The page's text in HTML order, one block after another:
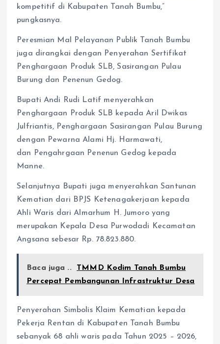
kompetitif di Kabupaten Tanah Bumbu,”
pungkasnya.
Peresmian Mal Pelayanan Publik Tanah Bumbu
juga dirangkai dengan Penyerahan Sertifikat
Penghargaan Produk SLB, Sasirangan Pulau
Burung dan Penenun Gedog.
Bupati Andi Rudi Latif menyerahkan
Penghargaan Produk SLB kepada Aril Dwikas
Julfriantis, Penghargaan Sasirangan Pulau Burung
dengan Pewarna Alami Hj. Harmawati,
dan Pengahrgaan Penenun Gedog kepada
Manne.
Selanjutnya Bupati juga menyerahkan Santunan
Kematian dari BPJS Ketenagakerjaan kepada
Ahli Waris dari Almarhum H. Jumoro yang
merupakan Kepala Desa Purwodadi Kecamatan
Angsana sebesar Rp. 78.823.880.
Baca juga ..
TMMD Kodim Tanah Bumbu
Percepat Pembangunan Infrastruktur Desa
Penyerahan Simbolis Klaim Kematian kepada
Pekerja Rentan di Kabupaten Tanah Bumbu
sebanyak 68 ahli waris pada Tahun 2025 – 2026,